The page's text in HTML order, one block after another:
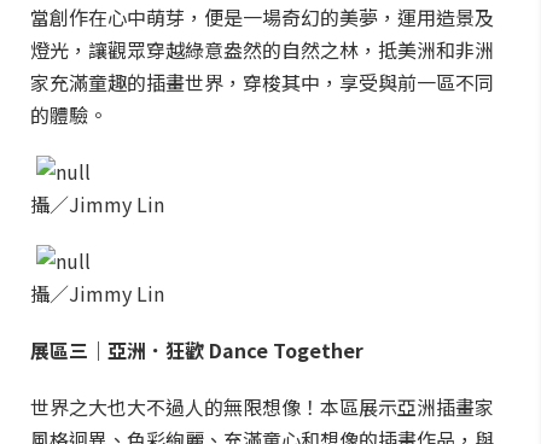
當創作在心中萌芽，便是一場奇幻的美夢，運用造景及
燈光，讓觀眾穿越綠意盎然的自然之林，抵美洲和非洲
家充滿童趣的插畫世界，穿梭其中，享受與前一區不同
的體驗。
攝／Jimmy Lin
攝／Jimmy Lin
展區三｜亞洲．狂歡 Dance Together
世界之大也大不過人的無限想像！本區展示亞洲插畫家